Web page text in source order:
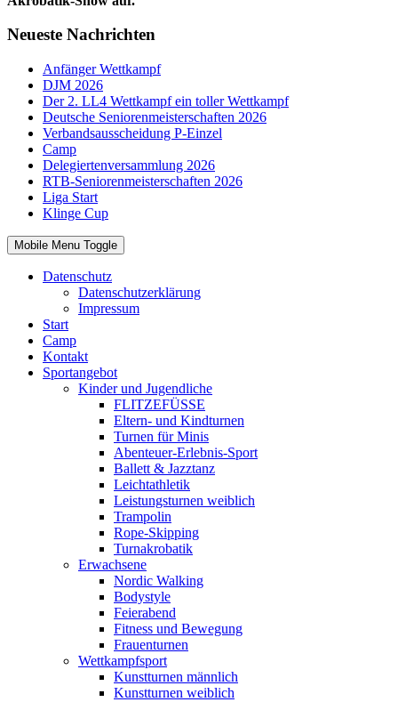
Neueste Nachrichten
Anfänger Wettkampf
DJM 2026
Der 2. LL4 Wettkampf ein toller Wettkampf
Deutsche Seniorenmeisterschaften 2026
Verbandsausscheidung P-Einzel
Camp
Delegiertenversammlung 2026
RTB-Seniorenmeisterschaften 2026
Liga Start
Klinge Cup
Mobile Menu Toggle
Datenschutz
Datenschutzerklärung
Impressum
Start
Camp
Kontakt
Sportangebot
Kinder und Jugendliche
FLITZEFÜSSE
Eltern- und Kindturnen
Turnen für Minis
Abenteuer-Erlebnis-Sport
Ballett & Jazztanz
Leichtathletik
Leistungsturnen weiblich
Trampolin
Rope-Skipping
Turnakrobatik
Erwachsene
Nordic Walking
Bodystyle
Feierabend
Fitness und Bewegung
Frauenturnen
Wettkampfsport
Kunstturnen männlich
Kunstturnen weiblich